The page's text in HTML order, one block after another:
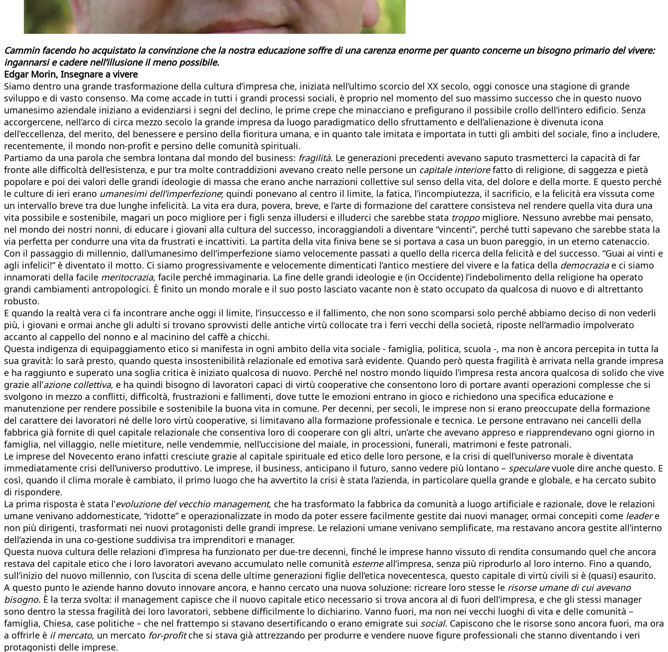
Cammin facendo ho acquistato la convinzione che la nostra educazione soffre di una carenza enorme per quanto concerne un bisogno primario del vivere:
ingannarsi e cadere nell’illusione il meno possibile.
Edgar Morin, Insegnare a vivere
Siamo dentro una grande trasformazione della cultura d’impresa che, iniziata nell’ultimo scorcio del XX secolo, oggi conosce una stagione di grande
sviluppo e di vasto consenso. Ma come accade in tutti i grandi processi sociali, è proprio nel momento del suo massimo successo che in questo nuovo
umanesimo aziendale iniziano a evidenziarsi i segni del declino, le prime crepe che minacciano e prefigurano il possibile crollo dell’intero edificio. Senza
accorgercene, nell’arco di circa mezzo secolo la grande impresa da luogo paradigmatico dello sfruttamento e dell’alienazione è divenuta icona
dell’eccellenza, del merito, del benessere e persino della fioritura umana, e in quanto tale imitata e importata in tutti gli ambiti del sociale, fino a includere,
recentemente, il mondo non-profit e persino delle comunità spirituali.
Partiamo da una parola che sembra lontana dal mondo del business: fragilità. Le generazioni precedenti avevano saputo trasmetterci la capacità di far
fronte alle difficoltà dell’esistenza, e pur tra molte contraddizioni avevano creato nelle persone un capitale interiorefatto di religione, di saggezza e pietà
popolare e poi dei valori delle grandi ideologie di massa che erano anche narrazioni collettive sul senso della vita, del dolore e della morte. E questo perché
le culture di ieri erano umanesimi dell’imperfezione; quindi ponevano al centro il limite, la fatica, l’incompiutezza, il sacrificio, e la felicità era vissuta come
un intervallo breve tra due lunghe infelicità. La vita era dura, povera, breve, e l’arte di formazione del carattere consisteva nel rendere quella vita dura una
vita possibile e sostenibile, magari un poco migliore per i figli senza illudersi e illuderci che sarebbe stata troppomigliore. Nessuno avrebbe mai pensato,
nel mondo dei nostri nonni, di educare i giovani alla cultura del successo, incoraggiandoli a diventare “vincenti”, perché tutti sapevano che sarebbe stata la
via perfetta per condurre una vita da frustrati e incattiviti. La partita della vita finiva bene se si portava a casa un buon pareggio, in un eterno catenaccio.
Con il passaggio di millennio, dall’umanesimo dell’imperfezione siamo velocemente passati a quello della ricerca della felicità e del successo. “Guai ai vinti e
agli infelici!” è diventato il motto. Ci siamo progressivamente e velocemente dimenticati l’antico mestiere del vivere e la fatica della democrazia e ci siamo
innamorati della facile meritocrazia, facile perché immaginaria. La fine delle grandi ideologie e (in Occidente) l’indebolimento della religione ha operato
grandi cambiamenti antropologici. È finito un mondo morale e il suo posto lasciato vacante non è stato occupato da qualcosa di nuovo e di altrettanto
robusto.
E quando la realtà vera ci fa incontrare anche oggi il limite, l’insuccesso e il fallimento, che non sono scomparsi solo perché abbiamo deciso di non vederli
più, i giovani e ormai anche gli adulti si trovano sprovvisti delle antiche virtù collocate tra i ferri vecchi della società, riposte nell’armadio impolverato
accanto al cappello del nonno e al macinino del caffè a chicchi.
Questa indigenza di equipaggiamento etico si manifesta in ogni ambito della vita sociale - famiglia, politica, scuola -, ma non è ancora percepita in tutta la
sua gravità: lo sarà presto, quando questa insostenibilità relazionale ed emotiva sarà evidente. Quando però questa fragilità è arrivata nella grande impresa
e ha raggiunto e superato una soglia critica è iniziato qualcosa di nuovo. Perché nel nostro mondo liquido l’impresa resta ancora qualcosa di solido che vive
grazie all’azione collettiva, e ha quindi bisogno di lavoratori capaci di virtù cooperative che consentono loro di portare avanti operazioni complesse che si
svolgono in mezzo a conflitti, difficoltà, frustrazioni e fallimenti, dove tutte le emozioni entrano in gioco e richiedono una specifica educazione e
manutenzione per rendere possibile e sostenibile la buona vita in comune. Per decenni, per secoli, le imprese non si erano preoccupate della formazione
del carattere dei lavoratori né delle loro virtù cooperative, si limitavano alla formazione professionale e tecnica. Le persone entravano nei cancelli della
fabbrica già fornite di quel capitale relazionale che consentiva loro di cooperare con gli altri, un’arte che avevano appreso e riapprendevano ogni giorno in
famiglia, nel villaggio, nelle mietiture, nelle vendemmie, nell’uccisione del maiale, in processioni, funerali, matrimoni e feste patronali.
Le imprese del Novecento erano infatti cresciute grazie al capitale spirituale ed etico delle loro persone, e la crisi di quell’universo morale è diventata
immediatamente crisi dell’universo produttivo. Le imprese, il business, anticipano il futuro, sanno vedere più lontano – specularevuole dire anche questo. E
così, quando il clima morale è cambiato, il primo luogo che ha avvertito la crisi è stata l’azienda, in particolare quella grande e globale, e ha cercato subito
di rispondere.
La prima risposta è stata l’evoluzione del vecchio management, che ha trasformato la fabbrica da comunità a luogo artificiale e razionale, dove le relazioni
umane venivano addomesticate, “ridotte” e operazionalizzate in modo da poter essere facilmente gestite dai nuovi manager, ormai concepiti come leadere
non più dirigenti, trasformati nei nuovi protagonisti delle grandi imprese. Le relazioni umane venivano semplificate, ma restavano ancora gestite all’interno
dell’azienda in una co-gestione suddivisa tra imprenditori e manager.
Questa nuova cultura delle relazioni d’impresa ha funzionato per due-tre decenni, finché le imprese hanno vissuto di rendita consumando quel che ancora
restava del capitale etico che i loro lavoratori avevano accumulato nelle comunità esterneall’impresa, senza più riprodurlo al loro interno. Fino a quando,
sull’inizio del nuovo millennio, con l’uscita di scena delle ultime generazioni figlie dell’etica novecentesca, questo capitale di virtù civili si è (quasi) esaurito.
A questo punto le aziende hanno dovuto innovare ancora, e hanno cercato una nuova soluzione: ricreare loro stesse le risorse umane di cui avevano
bisogno. È la terza svolta: il management capisce che il nuovo capitale etico necessario si trova ancora al di fuori dell’impresa, e che gli stessi manager
sono dentro la stessa fragilità dei loro lavoratori, sebbene difficilmente lo dichiarino. Vanno fuori, ma non nei vecchi luoghi di vita e delle comunità –
famiglia, Chiesa, case politiche – che nel frattempo si stavano desertificando o erano emigrate sui social. Capiscono che le risorse sono ancora fuori, ma ora
a offrirle è il mercato, un mercato for-profitche si stava già attrezzando per produrre e vendere nuove figure professionali che stanno diventando i veri
protagonisti delle imprese.